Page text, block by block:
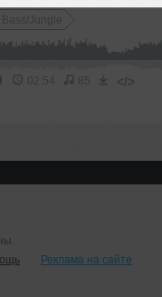
Jungle
02:54 85 </>
Реклама на сайте